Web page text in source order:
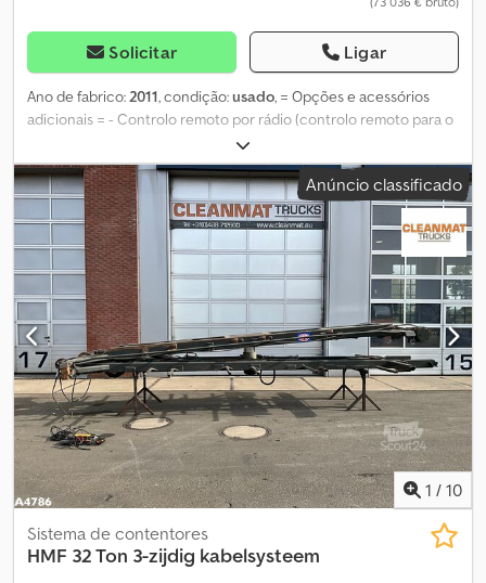
Solicitar Ligar
Ano de fabrico:2011, condição:usado, = Opções e acessórios
adicionais = - Controlo remoto por rádio (controlo remoto para o
acessório do guindaste) = Observações = Dsdpezqdxcsfx Abzewa
Alcance: 34,0 m Capacidade máxima de elevação na extremidade
do braço: 270 kg Informações sobre o braço: FJ1200 Secções do
braço: 6+6 = Mais informações = Novo: Não Área de aplicação:
Transporte de mercadorias Capacidade de elevação: 11.500 kg
Altura de elevação: 3.800 cm Número de série: 5146322
Anúncio classificado
1 / 10
Sistema de contentores
HMF 32 Ton 3-zijdig kabelsysteem